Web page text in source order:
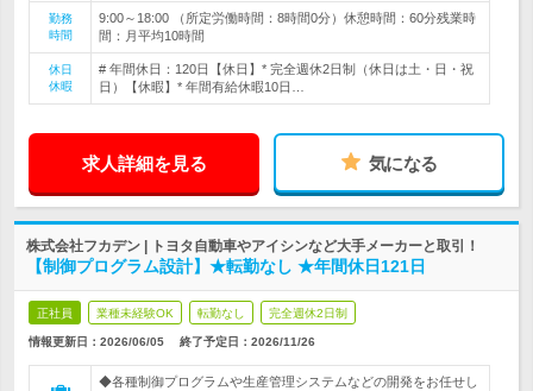
勤務
時間
9:00～18:00 （所定労働時間：8時間0分）休憩時間：60分残業時
間：月平均10時間
休日
休暇
# 年間休日：120日【休日】* 完全週休2日制（休日は土・日・祝
日）【休暇】* 年間有給休暇10日…
求人詳細を見る 気になる
株式会社フカデン | トヨタ自動車やアイシンなど大手メーカーと取引！
【制御プログラム設計】★転勤なし ★年間休日121日
正社員 業種未経験OK 転勤なし 完全週休2日制
情報更新日：2026/06/05 終了予定日： 2026/11/26
◆各種制御プログラムや生産管理システムなどの開発をお任せし